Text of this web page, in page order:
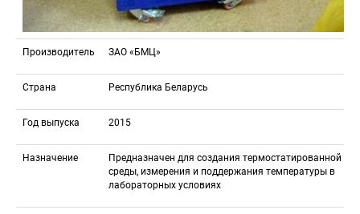
Производитель ЗАО «БМЦ»
Страна Республика Беларусь
Год выпуска 2015
Назначение
Предназначен для создания термостатированной
среды, измерения и поддержания температуры в
лабораторных условиях